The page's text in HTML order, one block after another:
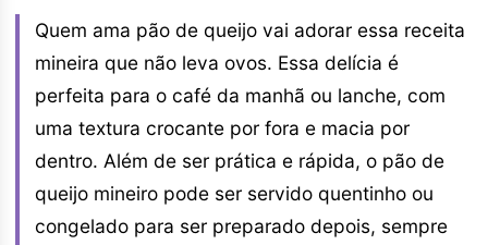
Quem ama pão de queijo vai adorar essa receita
mineira que não leva ovos. Essa delícia é
perfeita para o café da manhã ou lanche, com
uma textura crocante por fora e macia por
dentro. Além de ser prática e rápida, o pão de
queijo mineiro pode ser servido quentinho ou
congelado para ser preparado depois, sempre